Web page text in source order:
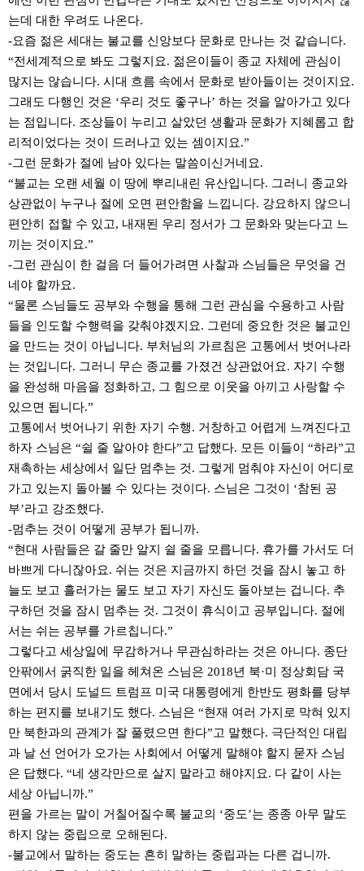
는데 대한 우려도 나온다.
-요즘 젊은 세대는 불교를 신앙보다 문화로 만나는 것 같습니다.
“전세계적으로 봐도 그렇지요. 젊은이들이 종교 자체에 관심이
많지는 않습니다. 시대 흐름 속에서 문화로 받아들이는 것이지요.
그래도 다행인 것은 ‘우리 것도 좋구나’ 하는 것을 알아가고 있다
는 점입니다. 조상들이 누리고 살았던 생활과 문화가 지혜롭고 합
리적이었다는 것이 드러나고 있는 셈이지요.”
-그런 문화가 절에 남아 있다는 말씀이신거네요.
“불교는 오랜 세월 이 땅에 뿌리내린 유산입니다. 그러니 종교와
상관없이 누구나 절에 오면 편안함을 느낍니다. 강요하지 않으니
편안히 접할 수 있고, 내재된 우리 정서가 그 문화와 맞는다고 느
끼는 것이지요.”
-그런 관심이 한 걸음 더 들어가려면 사찰과 스님들은 무엇을 건
네야 할까요.
“물론 스님들도 공부와 수행을 통해 그런 관심을 수용하고 사람
들을 인도할 수행력을 갖춰야겠지요. 그런데 중요한 것은 불교인
을 만드는 것이 아닙니다. 부처님의 가르침은 고통에서 벗어나라
는 것입니다. 그러니 무슨 종교를 가졌건 상관없어요. 자기 수행
을 완성해 마음을 정화하고, 그 힘으로 이웃을 아끼고 사랑할 수
있으면 됩니다.”
고통에서 벗어나기 위한 자기 수행. 거창하고 어렵게 느껴진다고
하자 스님은 “쉴 줄 알아야 한다”고 답했다. 모든 이들이 “하라”고
재촉하는 세상에서 일단 멈추는 것. 그렇게 멈춰야 자신이 어디로
가고 있는지 돌아볼 수 있다는 것이다. 스님은 그것이 ‘참된 공
부’라고 강조했다.
-멈추는 것이 어떻게 공부가 됩니까.
“현대 사람들은 갈 줄만 알지 쉴 줄을 모릅니다. 휴가를 가서도 더
바쁘게 다니잖아요. 쉬는 것은 지금까지 하던 것을 잠시 놓고 하
늘도 보고 흘러가는 물도 보고 자기 자신도 돌아보는 겁니다. 추
구하던 것을 잠시 멈추는 것. 그것이 휴식이고 공부입니다. 절에
서는 쉬는 공부를 가르칩니다.”
그렇다고 세상일에 무감하거나 무관심하라는 것은 아니다. 종단
안팎에서 굵직한 일을 헤쳐온 스님은 2018년 북·미 정상회담 국
면에서 당시 도널드 트럼프 미국 대통령에게 한반도 평화를 당부
하는 편지를 보내기도 했다. 스님은 “현재 여러 가지로 막혀 있지
만 북한과의 관계가 잘 풀렸으면 한다”고 말했다. 극단적인 대립
과 날 선 언어가 오가는 사회에서 어떻게 말해야 할지 묻자 스님
은 답했다. “네 생각만으로 살지 말라고 해야지요. 다 같이 사는
세상 아닙니까.”
편을 가르는 말이 거칠어질수록 불교의 ‘중도’는 종종 아무 말도
하지 않는 중립으로 오해된다.
-불교에서 말하는 중도는 흔히 말하는 중립과는 다른 겁니까.